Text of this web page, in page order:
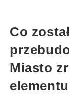
Co
Miasto
elementu